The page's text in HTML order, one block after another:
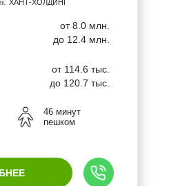
ХАНТ-ХОЛДИНГ
от 8.0 млн.
до 12.4 млн.
от 114.6 тыс.
до 120.7 тыс.
46 минут
пешком